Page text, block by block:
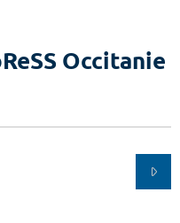
Occitanie